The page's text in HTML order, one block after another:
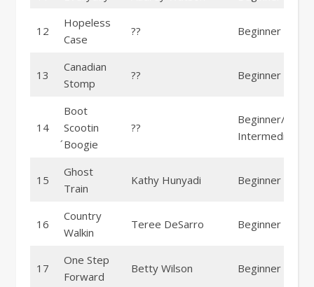
12
Hopeless
Case
?? Beginner
13
Canadian
Stomp
?? Beginner
14
Boot
Scootin
́Boogie
??
Beginner/
Intermediate
15
Ghost
Train
Kathy Hunyadi Beginner
16
Country
Walkin
Teree DeSarro Beginner
17
One Step
Forward
Betty Wilson Beginner